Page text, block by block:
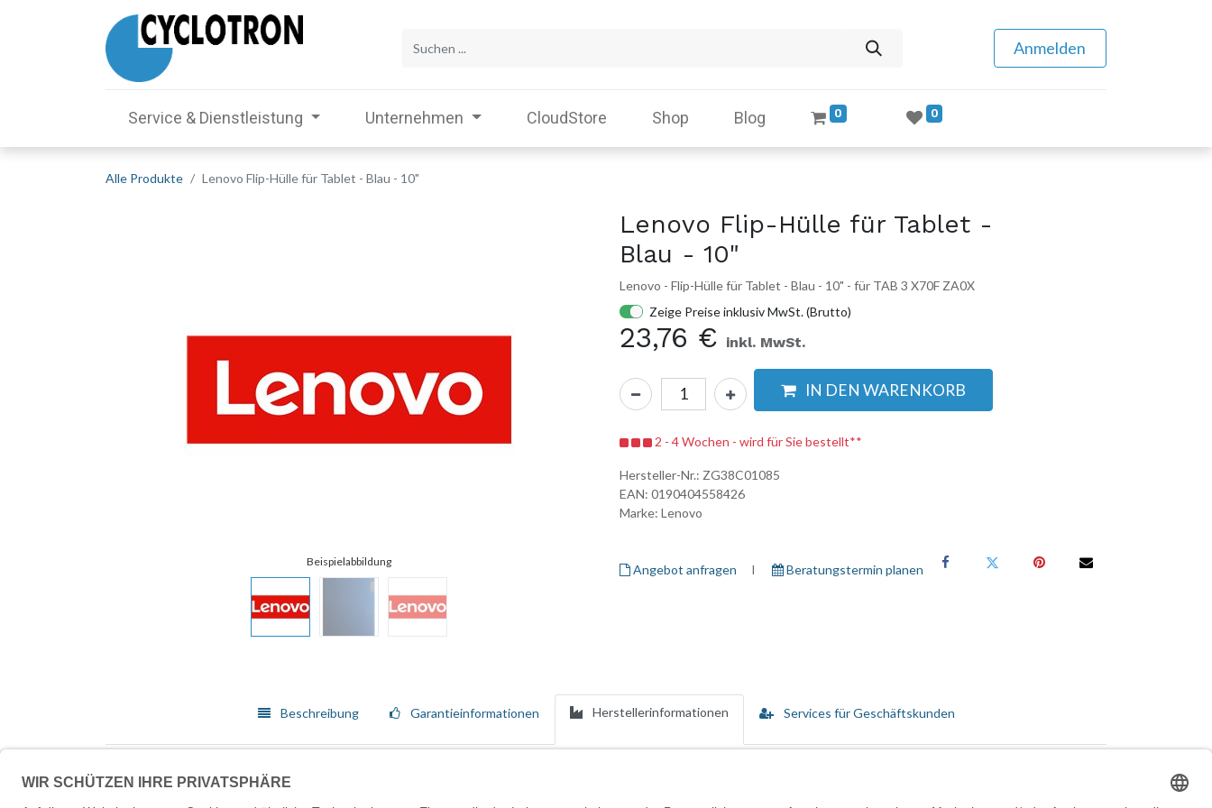
Anmelden
Service & Dienstleistung Unternehmen CloudStore Shop Blog 0 0
Alle Produkte Lenovo Flip-Hülle für Tablet - Blau - 10"
Lenovo Flip-Hülle für Tablet -
Blau - 10"
Lenovo - Flip-Hülle für Tablet - Blau - 10" - für TAB 3 X70F ZA0X
Zeige Preise inklusiv MwSt. (Brutto)
23,76 € inkl. MwSt.
IN DEN WARENKORB
2 - 4 Wochen - wird für Sie bestellt**
Hersteller-Nr.: ZG38C01085
EAN: 0190404558426
Marke: Lenovo
Angebot anfragen I ​ Beratungstermin planen
Beschreibung Garantieinformationen Herstellerinformationen Services für Geschäftskunden